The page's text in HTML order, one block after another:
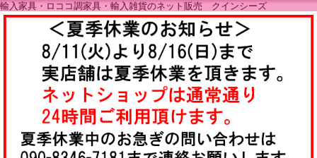
輸入家具・ロココ調家具・輸入雑貨のネット販売 クインシーズ